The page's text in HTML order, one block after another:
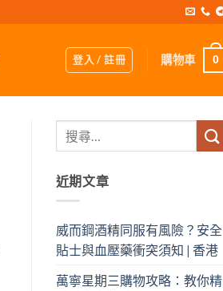
登入 / 註冊 購物車 0
近期文章
威而鋼酒精同服有風險？安全
貼士與血壓藥衝突須知 | 香港
萬寧星期三購物攻略：教你精